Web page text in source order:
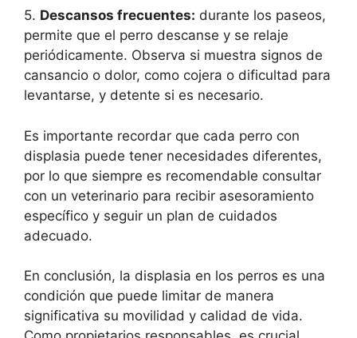
5. Descansos frecuentes: durante los paseos,
permite que el perro descanse y se relaje
periódicamente. Observa si muestra signos de
cansancio o dolor, como cojera o dificultad para
levantarse, y detente si es necesario.
Es importante recordar que cada perro con
displasia puede tener necesidades diferentes,
por lo que siempre es recomendable consultar
con un veterinario para recibir asesoramiento
específico y seguir un plan de cuidados
adecuado.
En conclusión, la displasia en los perros es una
condición que puede limitar de manera
significativa su movilidad y calidad de vida.